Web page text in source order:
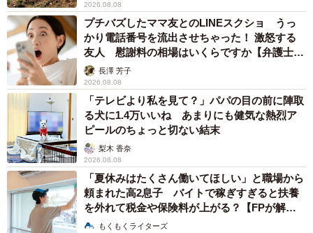
2026.08.08
プチバズしたママ友とのLINEスクショ うっ
かり電話番号を流出させちゃった！ 激怒する
友人 慰謝料の相場はいくらですか【弁護士が
解説】長澤 芳子
2026.08.08
「テレビより私を見て？」パパの目の前に陣取
る犬に1.4万いいね あまりにも健気な熱烈ア
ピールのちょっと切ない結末
梨木 香奈
2026.08.08
「夏休みはたくさん働いてほしい」と職場から
頼まれた高2息子 バイトで稼ぎすぎると扶養
を外れて税金や保険料が上がる？【FPが解
説】もくもくライターズ